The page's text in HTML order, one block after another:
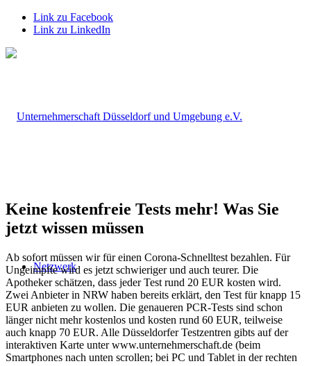
Link zu Facebook
Link zu LinkedIn
Netzwerk
Keine kostenfreie Tests mehr! Was Sie
jetzt wissen müssen
Ab sofort müssen wir für einen Corona-Schnelltest bezahlen. Für
Ungeimpfte wird es jetzt schwieriger und auch teurer. Die
Apotheker schätzen, dass jeder Test rund 20 EUR kosten wird.
Zwei Anbieter in NRW haben bereits erklärt, den Test für knapp 15
EUR anbieten zu wollen. Die genaueren PCR-Tests sind schon
länger nicht mehr kostenlos und kosten rund 60 EUR, teilweise
auch knapp 70 EUR. Alle Düsseldorfer Testzentren gibts auf der
interaktiven Karte unter www.unternehmerschaft.de (beim
Smartphones nach unten scrollen; bei PC und Tablet in der rechten